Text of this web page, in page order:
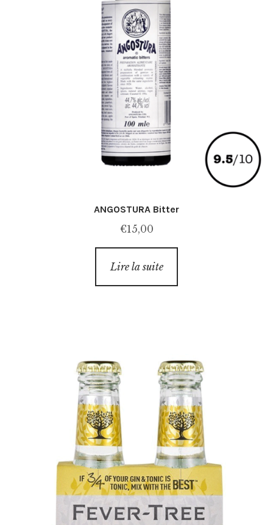
ANGOSTURA Bitter
€15,00
Lire la suite